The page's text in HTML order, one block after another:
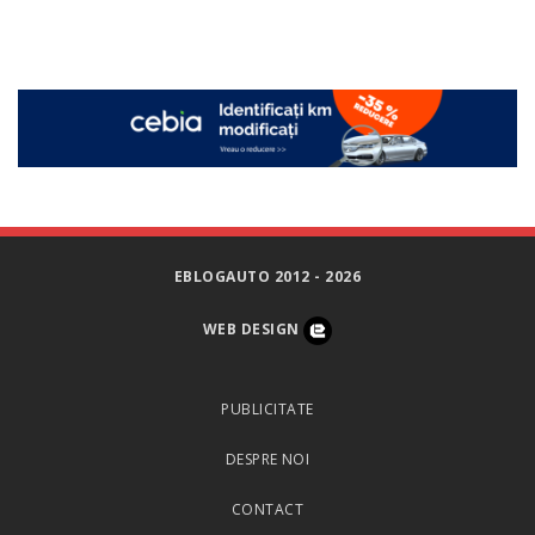
EBLOGAUTO 2012 - 2026
WEB DESIGN
PUBLICITATE
DESPRE NOI
CONTACT